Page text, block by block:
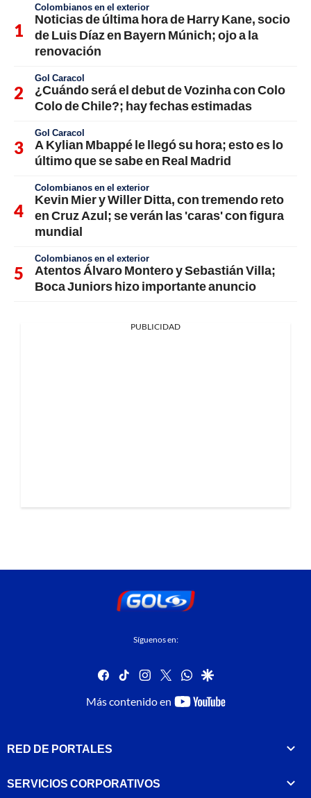
Colombianos en el exterior
Noticias de última hora de Harry Kane, socio
de Luis Díaz en Bayern Múnich; ojo a la
renovación
Gol Caracol
¿Cuándo será el debut de Vozinha con Colo
Colo de Chile?; hay fechas estimadas
Gol Caracol
A Kylian Mbappé le llegó su hora; esto es lo
último que se sabe en Real Madrid
Colombianos en el exterior
Kevin Mier y Willer Ditta, con tremendo reto
en Cruz Azul; se verán las 'caras' con figura
mundial
Colombianos en el exterior
Atentos Álvaro Montero y Sebastián Villa;
Boca Juniors hizo importante anuncio
PUBLICIDAD
Síguenos en:
facebook
tiktok instagram
twitterwhatsapp
google
Más contenido en
youtube-
RED DE PORTALES
SERVICIOS CORPORATIVOS